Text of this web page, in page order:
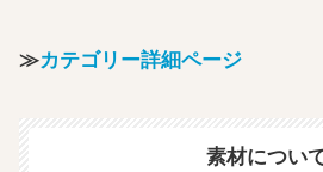
≫カテゴリー詳細ページ
素材につい